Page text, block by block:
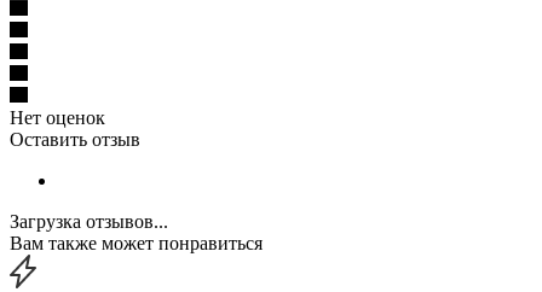
Нет оценок
Оставить отзыв
Загрузка отзывов...
Вам также может понравиться